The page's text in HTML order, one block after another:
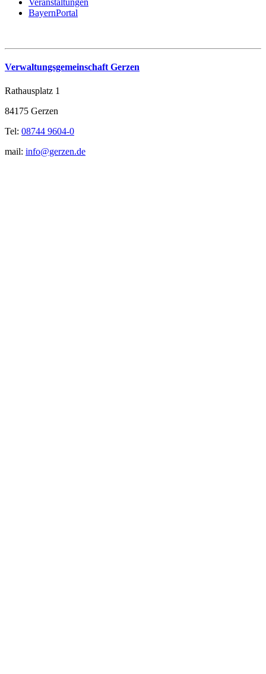
Veranstaltungen
BayernPortal
Verwaltungsgemeinschaft Gerzen
Rathausplatz 1
84175 Gerzen
Tel: 08744 9604-0
mail: info@gerzen.de